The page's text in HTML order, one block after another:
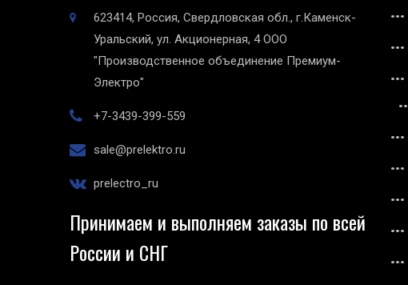
623414, Россия, Свердловская обл., г.Каменск-
Уральский, ул. Акционерная, 4 ООО
"Производственное объединение Премиум-
Электро"
+7-3439-399-559
sale@prelektro.ru
prelectro_ru
Принимаем и выполняем заказы по всей
России и СНГ